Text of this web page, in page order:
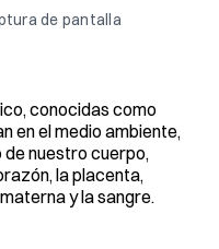
de pantalla
conocidas como
en el medio ambiente,
de nuestro cuerpo,
la placenta,
y la sangre.